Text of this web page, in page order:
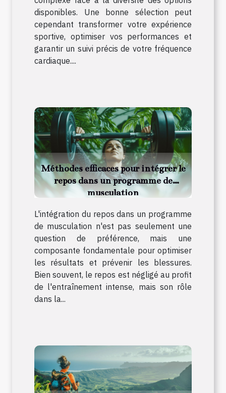
disponibles. Une bonne sélection peut
cependant transformer votre expérience
sportive, optimiser vos performances et
garantir un suivi précis de votre fréquence
cardiaque....
Méthodes efficaces pour intégrer le
repos dans un programme de
musculation
L'intégration du repos dans un programme
de musculation n'est pas seulement une
question de préférence, mais une
composante fondamentale pour optimiser
les résultats et prévenir les blessures.
Bien souvent, le repos est négligé au profit
de l'entraînement intense, mais son rôle
dans la...